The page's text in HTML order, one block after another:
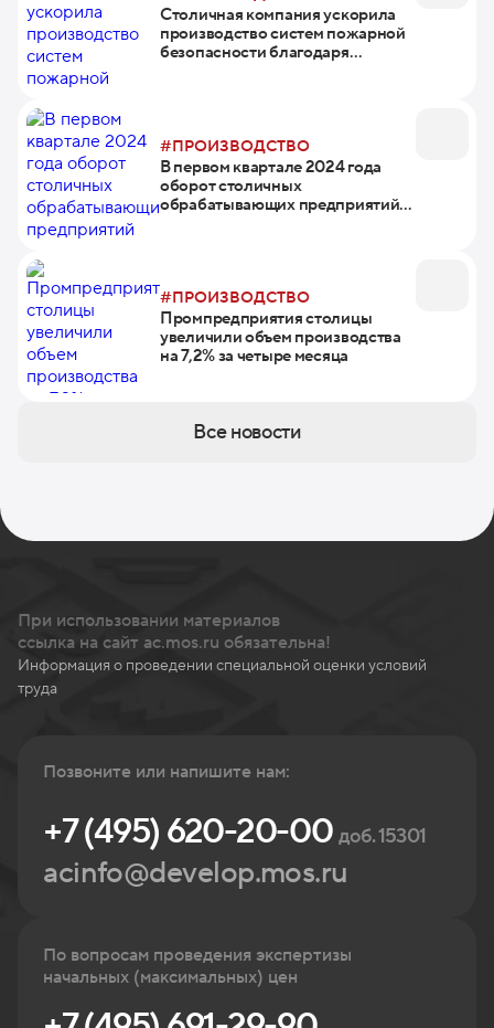
Столичная компания ускорила
производство систем пожарной
безопасности благодаря
#ПРОИЗВОДСТВО
В первом квартале 2024 года
оборот столичных
обрабатывающих предприятий
#ПРОИЗВОДСТВО
Промпредприятия столицы
увеличили объем производства
на 7,2% за четыре месяца
Все новости
При использовании материалов
ссылка на сайт ac.mos.ru обязательна!
Информация о проведении специальной оценки условий
труда
Позвоните или напишите нам:
+7 (495) 620-20-00доб. 15301
acinfo@develop.mos.ru
По вопросам проведения экспертизы
начальных (максимальных) цен